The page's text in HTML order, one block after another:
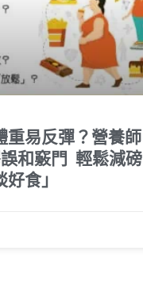
重易反彈？營養師
和竅門 輕鬆減磅
食」